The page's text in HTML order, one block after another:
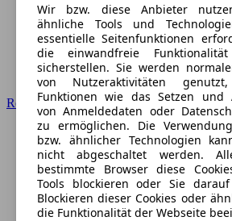
Renault
Wir bzw. diese Anbieter
ähnliche Tools und
essentielle Seitenfunktionen
die einwandfreie
sicherstellen. Sie werden
von Nutzeraktivitäten
Funktionen wie das Setzen und
von Anmeldedaten oder
zu ermöglichen. Die
bzw. ähnlicher Technologien
nicht abgeschaltet werden.
bestimmte Browser diese
Tools blockieren oder Sie
Blockieren dieser Cookies oder
die Funktionalität der Webseite